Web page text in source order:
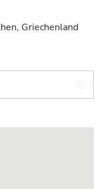
Griechenland